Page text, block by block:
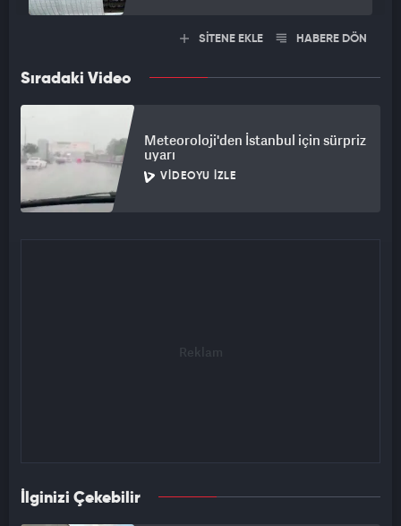
SİTENE EKLE HABERE DÖN
Sıradaki Video
Meteoroloji'den İstanbul için sürpriz
uyarı
VIDEOYU İZLE
İlginizi Çekebilir